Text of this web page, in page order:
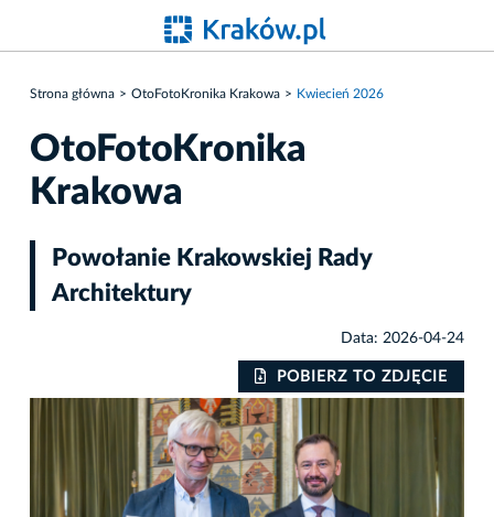
Strona główna OtoFotoKronika Krakowa Kwiecień 2026
OtoFotoKronika
Krakowa
Powołanie Krakowskiej Rady
Architektury
Data: 2026-04-24
POBIERZ TO ZDJĘCIE